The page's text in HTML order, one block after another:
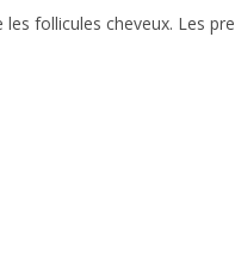
follicules cheveux. Les